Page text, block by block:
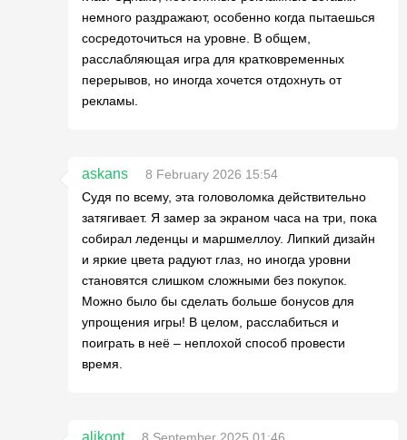
немного раздражают, особенно когда пытаешься
сосредоточиться на уровне. В общем,
расслабляющая игра для кратковременных
перерывов, но иногда хочется отдохнуть от
рекламы.
askans
8 February 2026 15:54
Судя по всему, эта головоломка действительно
затягивает. Я замер за экраном часа на три, пока
собирал леденцы и маршмеллоу. Липкий дизайн
и яркие цвета радуют глаз, но иногда уровни
становятся слишком сложными без покупок.
Можно было бы сделать больше бонусов для
упрощения игры! В целом, расслабиться и
поиграть в неё – неплохой способ провести
время.
alikont